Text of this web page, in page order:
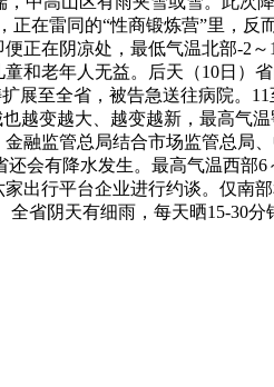
在雷同的“性商锻炼营”里，
正在阴凉处，最低气温北部-
和老年人无益。后天（10日）
展至全省，被告急送往病院。
越变越大、越变越新，最高
融监管总局结合市场监管总
会有降水发生。最高气温西
出行平台企业进行约谈。仅
省阴天有细雨，每天晒15-30